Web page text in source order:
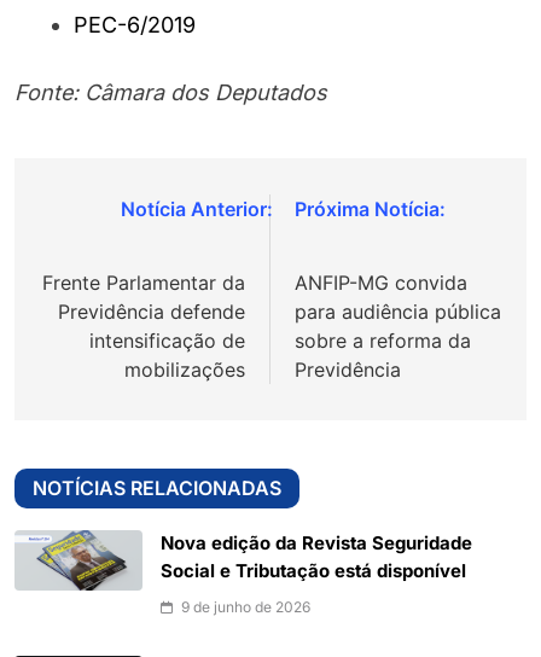
PEC-6/2019
Fonte: Câmara dos Deputados
Navegação
Post
Frente Parlamentar da
Previdência defende
intensificação de
mobilizações
ANFIP-MG convida
para audiência pública
sobre a reforma da
Previdência
NOTÍCIAS RELACIONADAS
Nova edição da Revista Seguridade
Social e Tributação está disponível
9 de junho de 2026